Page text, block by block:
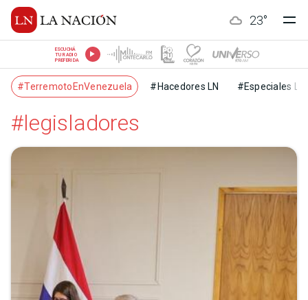
23°
ESCUCHÁ
TU RADIO
PREFERIDA
#TerremotoEnVenezuela #Hacedores LN #Especiales LN
#legisladores